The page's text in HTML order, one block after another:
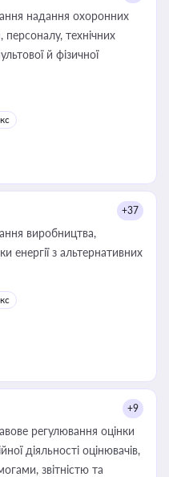
надання охоронних
персоналу, технічних
й фізичної
+37
виробництва,
енергії з альтернативних
+9
регулювання оцінки
діяльності оцінювачів,
звітністю та